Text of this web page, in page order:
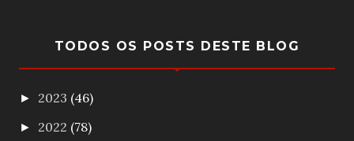
TODOS OS POSTS DESTE BLOG
► 2023 (46)
► 2022 (78)